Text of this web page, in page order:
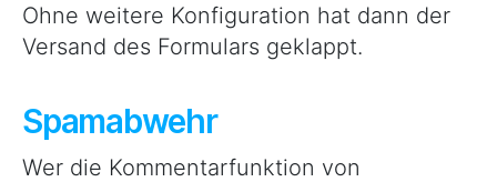
Ohne weitere Konfiguration hat dann der
Versand des Formulars geklappt.
Spamabwehr
Wer die Kommentarfunktion von